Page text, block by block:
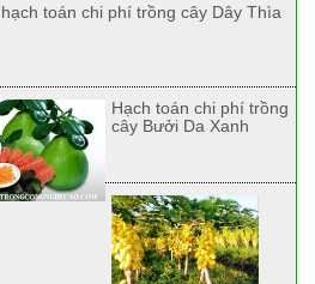
toán chi phí trồng cây Dây Thìa
Hạch toán chi phí trồng
cây Bưởi Da Xanh